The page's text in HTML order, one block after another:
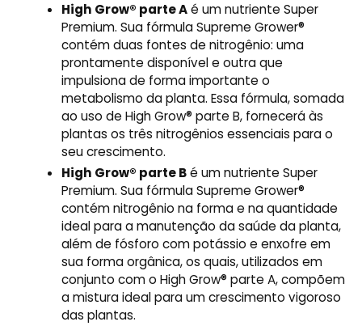
High Grow® parte Aé um nutriente Super
Premium. Sua fórmula Supreme Grower®
contém duas fontes de nitrogênio: uma
prontamente disponível e outra que
impulsiona de forma importante o
metabolismo da planta. Essa fórmula, somada
ao uso de High Grow® parte B, fornecerá às
plantas os três nitrogênios essenciais para o
seu crescimento.
High Grow® parte Bé um nutriente Super
Premium. Sua fórmula Supreme Grower®
contém nitrogênio na forma e na quantidade
ideal para a manutenção da saúde da planta,
além de fósforo com potássio e enxofre em
sua forma orgânica, os quais, utilizados em
conjunto com o High Grow® parte A, compõem
a mistura ideal para um crescimento vigoroso
das plantas.